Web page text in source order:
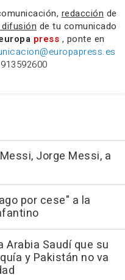
redacción de
de tu comunicado
press , ponte en
913592600
Jorge Messi, a
por cese" a la
Arabia Saudí que su
y Pakistán no va